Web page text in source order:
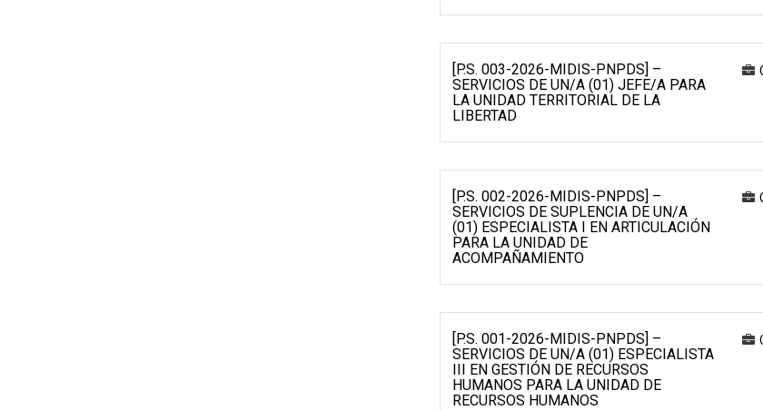
[P.S. 003-2026-MIDIS-PNPDS] –
SERVICIOS DE UN/A (01) JEFE/A PARA
LA UNIDAD TERRITORIAL DE LA
LIBERTAD
[P.S. 002-2026-MIDIS-PNPDS] –
SERVICIOS DE SUPLENCIA DE UN/A
(01) ESPECIALISTA I EN ARTICULACIÓN
PARA LA UNIDAD DE
ACOMPAÑAMIENTO
[P.S. 001-2026-MIDIS-PNPDS] –
SERVICIOS DE UN/A (01) ESPECIALISTA
III EN GESTIÓN DE RECURSOS
HUMANOS PARA LA UNIDAD DE
RECURSOS HUMANOS